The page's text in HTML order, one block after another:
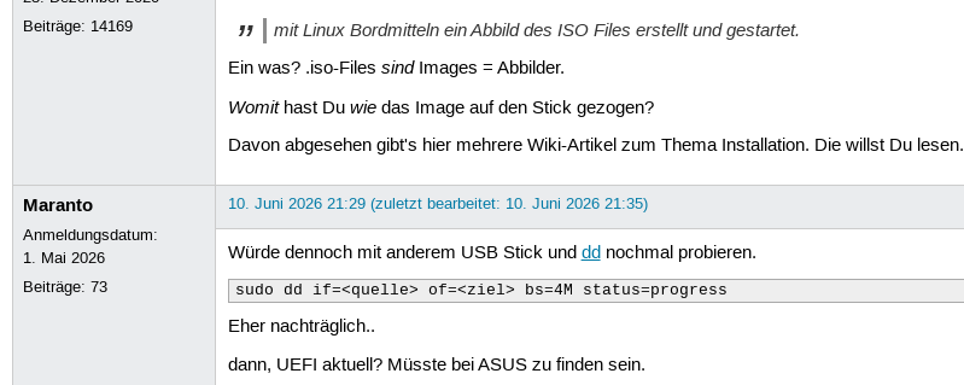
Beiträge: 14169 mit Linux Bordmitteln ein Abbild des ISO Files erstellt und gestartet.
Ein was? .iso-Files sindImages = Abbilder.
Womithast Du wiedas Image auf den Stick gezogen?
Davon abgesehen gibt's hier mehrere Wiki-Artikel zum Thema Installation. Die willst Du lesen.
Maranto
Anmeldungsdatum:
1. Mai 2026
Beiträge:73
10. Juni 2026 21:29 (zuletzt bearbeitet: 10. Juni 2026 21:35)
Würde dennoch mit anderem USB Stick und ddnochmal probieren.
sudo dd if=<quelle> of=<ziel> bs=4M status=progress
Eher nachträglich..
dann, UEFI aktuell? Müsste bei ASUS zu finden sein.